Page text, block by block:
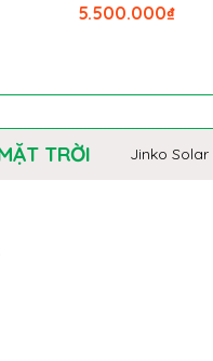
₫
5.500.000
TRỜI Jinko Solar